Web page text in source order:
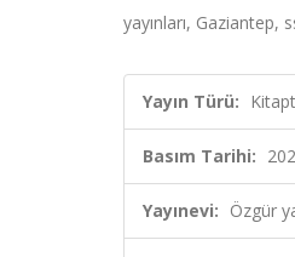
yayınları, Gaziantep,
Yayın Türü:
Basım Tarihi:
Yayınevi: Özgür